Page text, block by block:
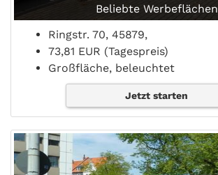
Beliebte Werbeflächen
Ringstr. 70, 45879,
73,81 EUR (Tagespreis)
Großfläche, beleuchtet
Jetzt starten